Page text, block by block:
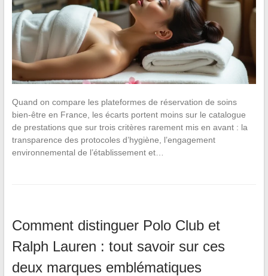
Quand on compare les plateformes de réservation de soins
bien-être en France, les écarts portent moins sur le catalogue
de prestations que sur trois critères rarement mis en avant : la
transparence des protocoles d’hygiène, l’engagement
environnemental de l’établissement et…
Comment distinguer Polo Club et
Ralph Lauren : tout savoir sur ces
deux marques emblématiques